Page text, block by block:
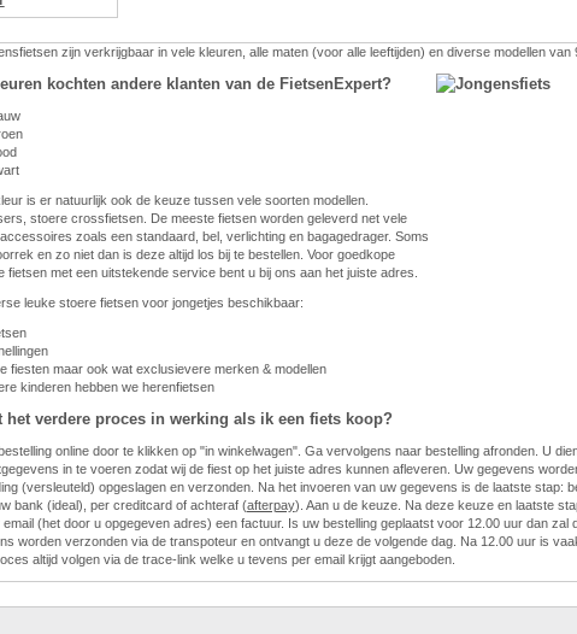
zijn verkrijgbaar in vele kleuren, alle maten (voor alle leeftijden) en diverse modellen van
kochten andere klanten van de FietsenExpert?
is er natuurlijk ook de keuze tussen vele soorten modellen.
stoere crossfietsen. De meeste fietsen worden geleverd net vele
zoals een standaard, bel, verlichting en bagagedrager. Soms
en zo niet dan is deze altijd los bij te bestellen. Voor goedkope
fietsen met een uitstekende service bent u bij ons aan het juiste adres.
leuke stoere fietsen voor jongetjes beschikbaar:
fiesten maar ook wat exclusievere merken & modellen
kinderen hebben we herenfietsen
het verdere proces in werking als ik een fiets koop?
online door te klikken op "in winkelwagen". Ga vervolgens naar bestelling afronden. U
in te voeren zodat wij de fiest op het juiste adres kunnen afleveren. Uw gegevens
(versleuteld) opgeslagen en verzonden. Na het invoeren van uw gegevens is de laatste stap:
bank (ideal), per creditcard of achteraf (afterpay). Aan u de keuze. Na deze keuze en laatste
email (het door u opgegeven adres) een factuur. Is uw bestelling geplaatst voor 12.00 uur dan zal
worden verzonden via de transpoteur en ontvangt u deze de volgende dag. Na 12.00 uur is
altijd volgen via de trace-link welke u tevens per email krijgt aangeboden.